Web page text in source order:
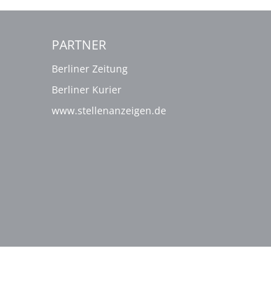
PARTNER
Berliner Zeitung
Berliner Kurier
www.stellenanzeigen.de